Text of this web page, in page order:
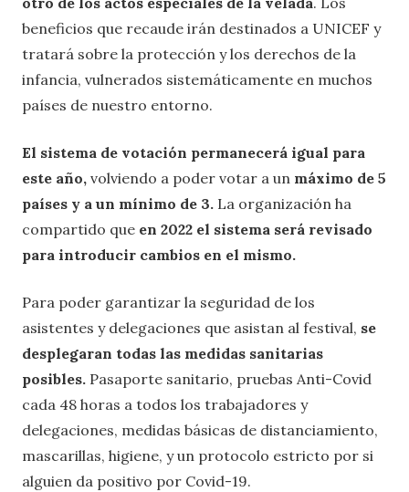
beneficios que recaude irán destinados a UNICEF y
tratará sobre la protección y los derechos de la
infancia, vulnerados sistemáticamente en muchos
países de nuestro entorno.
El sistema de votación permanecerá igual para
este año, volviendo a poder votar a un máximo de 5
países y a un mínimo de 3. La organización ha
compartido que en 2022 el sistema será revisado
para introducir cambios en el mismo.
Para poder garantizar la seguridad de los
asistentes y delegaciones que asistan al festival, se
desplegaran todas las medidas sanitarias
posibles. Pasaporte sanitario, pruebas Anti-Covid
cada 48 horas a todos los trabajadores y
delegaciones, medidas básicas de distanciamiento,
mascarillas, higiene, y un protocolo estricto por si
alguien da positivo por Covid-19.